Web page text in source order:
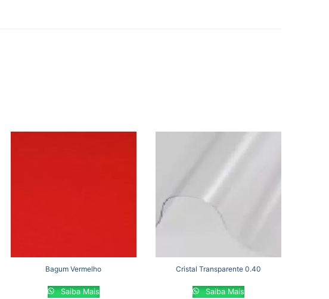
Bagum Vermelho
Saiba Mais
Cristal Transparente 0.40
Saiba Mais